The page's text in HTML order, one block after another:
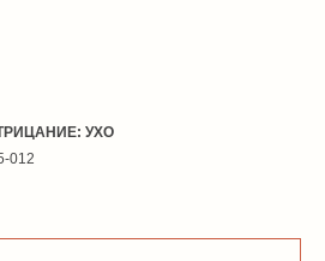
УХО
012